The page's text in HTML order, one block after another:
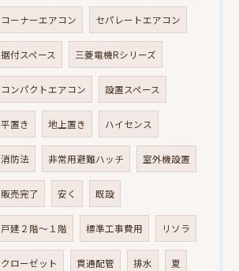
コーナーエアコン セパレートエアコン
据付スペース 三菱電機Rシリーズ
コンパクトエアコン 設置スペース
平置き 地上置き ハイセンス
消防法 非常用避難ハッチ 室外機設置
販売完了 安く 既設
戸建２階～１階 標準工事費用 リソラ
クローゼット 貫通配管 排水 夏